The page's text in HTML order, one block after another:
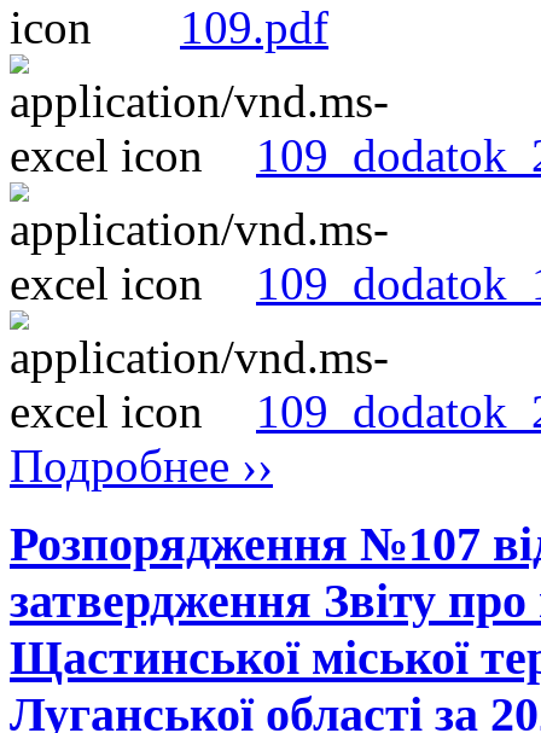
109.pdf
Подробнее ››
Розпорядження №107
затвердження Звіту
Щастинської міської
Луганської області за